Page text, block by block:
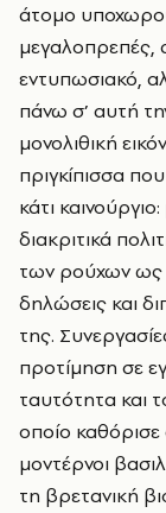
άτομο
μεγαλοπρεπές,
εντυπωσιακό,
πάνω σ’ αυτή
μονολιθική
πριγκίπισσα
κάτι
διακριτικά
των ρούχων ως
δηλώσεις και
της.
προτίμηση σε
ταυτότητα και
οπoίο
μοντέρνοι
τη βρετανική